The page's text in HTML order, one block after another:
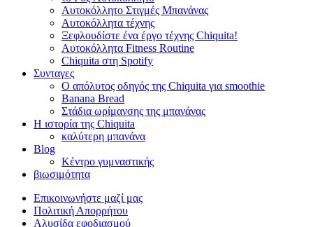
Αυτοκόλλητο Στιγμές Μπανάνας
Αυτοκόλλητα τέχνης
Ξεφλουδίστε ένα έργο τέχνης Chiquita!
Αυτοκόλλητα Fitness Routine
Chiquita στη Spotify
Συνταγες
Ο απόλυτος οδηγός της Chiquita για smoothie
Banana Bread
Στάδια ωρίμανσης της μπανάνας
Η ιστορία της Chiquita
καλύτερη μπανάνα
Blog
Κέντρο γυμναστικής
βιωσιμότητα
Επικοινωνήστε μαζί μας
Πολιτική Απορρήτου
Αλυσίδα εφοδιασμού